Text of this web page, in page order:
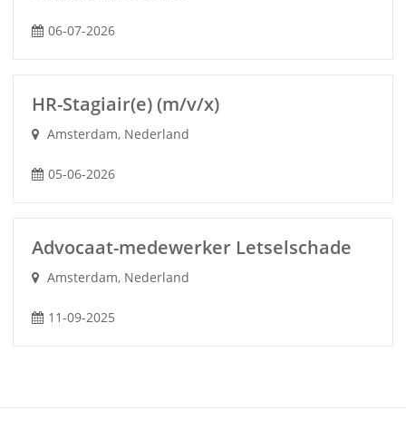
06-07-2026
HR-Stagiair(e) (m/v/x)
Amsterdam, Nederland
05-06-2026
Advocaat-medewerker Letselschade
Amsterdam, Nederland
11-09-2025